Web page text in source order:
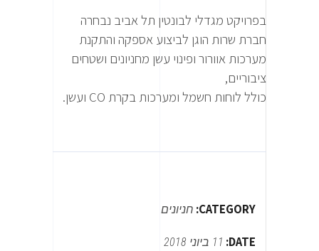
בפרויקט מגדלי לבונטין תל אביב נבחרה
חברת שרות הוגן לביצוע אספקה והתקנת
מערכות אוורור ופינוי עשן מחניונים ושטחים
ציבוריים,
כולל לוחות חשמל ומערכות בקרת CO ועשן.
CATEGORY: חניונים
DATE: 11 ביוני 2018